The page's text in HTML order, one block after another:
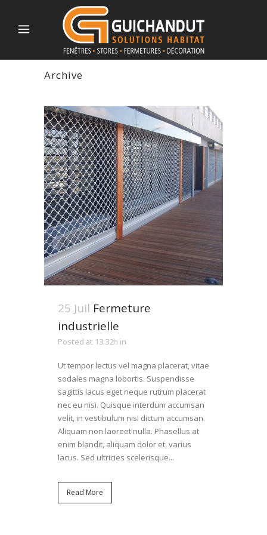
Archive
25 Juil Fermeture
industrielle
Posted at 13:32h in
Ut tempor lectus vel magna placerat, vitae
sodales magna lobortis. Suspendisse
sagittis lacus eget neque rutrum placerat
nec eu nisi. Quisque interdum accumsan
velit, in vestibulum nisi dictum accumsan.
Aliquam non laoreet nulla. Phasellus at
enim blandit, aliquam dolor et, varius
lacus. Sed ultricies scelerisque...
Read More